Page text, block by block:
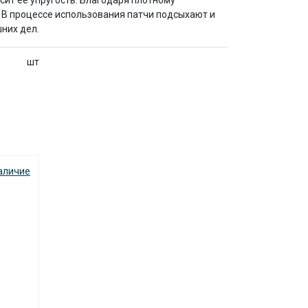
процессе использования патчи подсыхают и
дел.
шт